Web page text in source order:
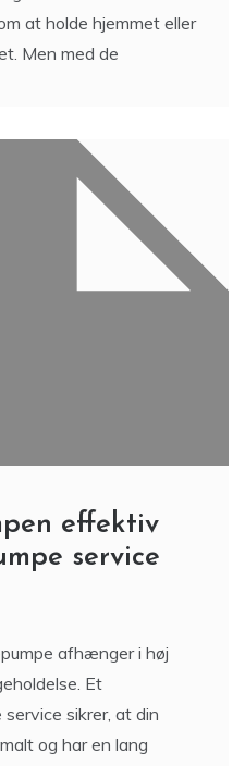
at holde hjemmet eller
Men med de
effektiv
service
afhænger i høj
Et
sikrer, at din
og har en lang